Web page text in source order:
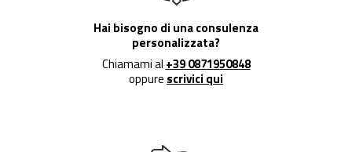
Hai bisogno di una consulenza
personalizzata?
Chiamami al +39 0871950848
oppure scrivici qui